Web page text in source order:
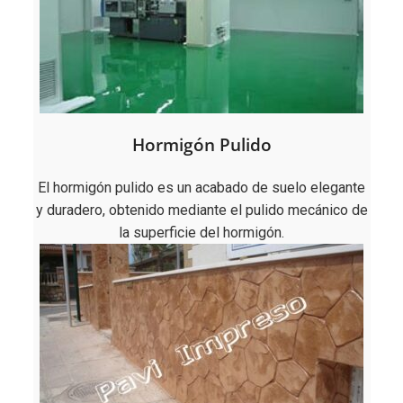
Hormigón Pulido
El hormigón pulido es un acabado de suelo elegante
y duradero, obtenido mediante el pulido mecánico de
la superficie del hormigón.